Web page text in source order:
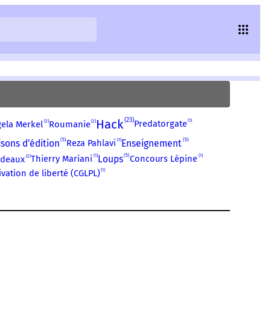
Merkel 2 Roumanie 2 Hack 23 Predatorgate 1
d'édition 5 Reza Pahlavi 1 Enseignement 5
2 Thierry Mariani 1 Loups 5 Concours Lépine 1
de liberté (CGLPL) 1